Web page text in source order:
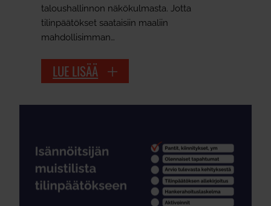
taloushallinnon näkökulmasta. Jotta
tilinpäätökset saataisiin maaliin
mahdollisimman…
LUE LISÄÄ